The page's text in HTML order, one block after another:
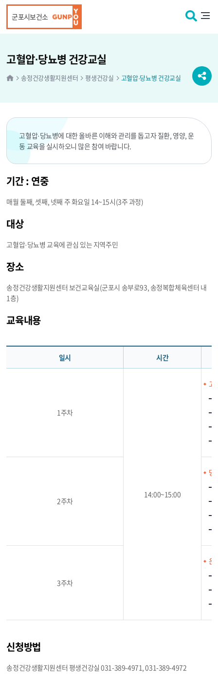
군포시보건소
송정건강생활지원센터 평생건강실 고혈압·당뇨병 건강교실
고혈압·당뇨병 건강교실
고혈압·당뇨병에 대한 올바른 이해와 관리를 돕고자 질환, 영양, 운
동 교육을 실시하오니 많은 참여 바랍니다.
기간 : 연중
매월 둘째, 셋째, 넷째 주 화요일 14~15시(3주 과정)
대상
고혈압·당뇨병 교육에 관심 있는 지역주민
장소
송정건강생활지원센터 보건교육실(군포시 송부로93, 송정복합체육센터 내
1층)
교육내용
일시 시간
1주차
14:00~15:00
고
2주차
당
3주차
운
신청방법
송정건강생활지원센터 평생건강실 031-389-4971, 031-389-4972